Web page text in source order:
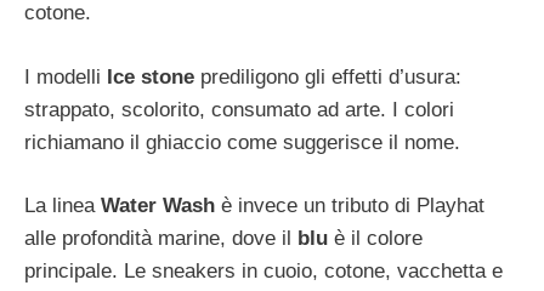
cotone.
I modelli Ice stone prediligono gli effetti d’usura:
strappato, scolorito, consumato ad arte. I colori
richiamano il ghiaccio come suggerisce il nome.
La linea Water Wash è invece un tributo di Playhat
alle profondità marine, dove il blu è il colore
principale. Le sneakers in cuoio, cotone, vacchetta e